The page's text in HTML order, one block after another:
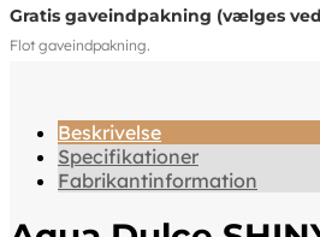
Gratis gaveindpakning (vælges
Flot gaveindpakning.
Beskrivelse
Specifikationer
Fabrikantinformation